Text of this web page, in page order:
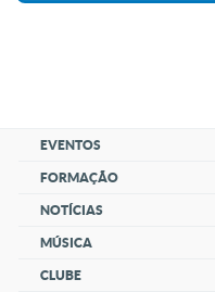
EVENTOS
FORMAÇÃO
NOTÍCIAS
MÚSICA
CLUBE